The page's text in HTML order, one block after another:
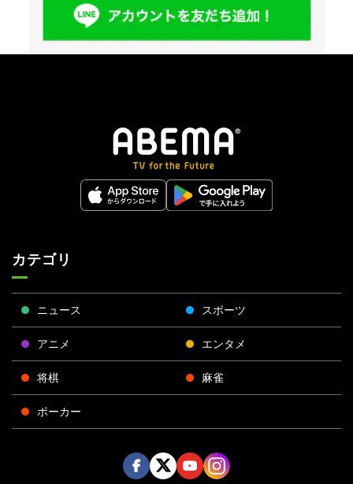
カテゴリ
ニュース スポーツ
アニメ エンタメ
将棋 麻雀
ポーカー